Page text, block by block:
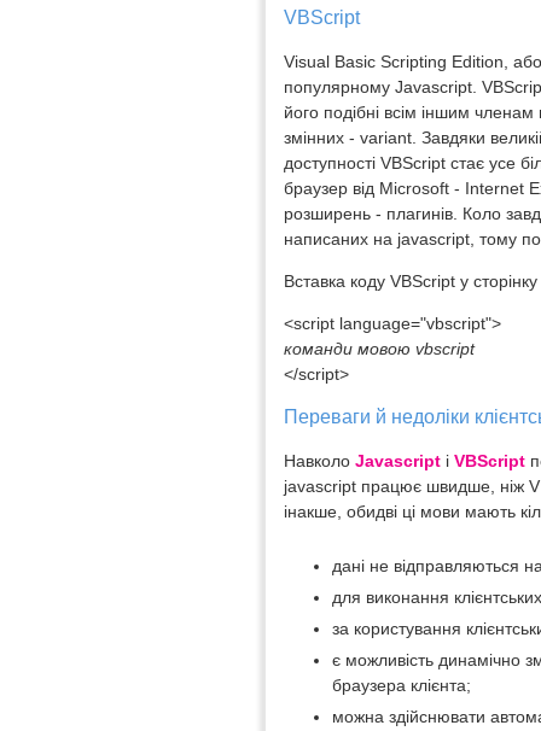
VBScript
Visual Basic Scripting Edition, або
популярному Javascript.
його подібні всім іншим
змінних - variant. Завдяки
доступності VBScript стає усе
браузер від Microsoft - Internet
розширень - плагинів. Коло
написаних на javascript, тому
Вставка коду VBScript у
<script language="vbscript">
команди мовою vbscript
</script>
Переваги й недоліки
Навколо Javascript і VBScript
javascript працює швидше, ніж
інакше, обидві ці мови мають
дані не відправляються
для виконання
за користування
є можливість динамічно
браузера клієнта;
можна здійснювати